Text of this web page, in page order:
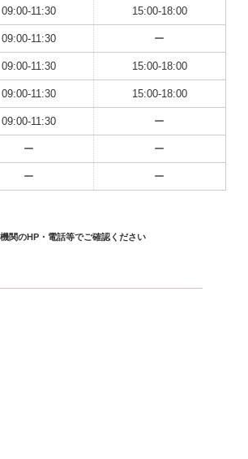
09:00-11:30 15:00-18:00
09:00-11:30 ー
09:00-11:30 15:00-18:00
09:00-11:30 15:00-18:00
09:00-11:30 ー
ー ー
ー ー
関のHP・電話等でご確認ください